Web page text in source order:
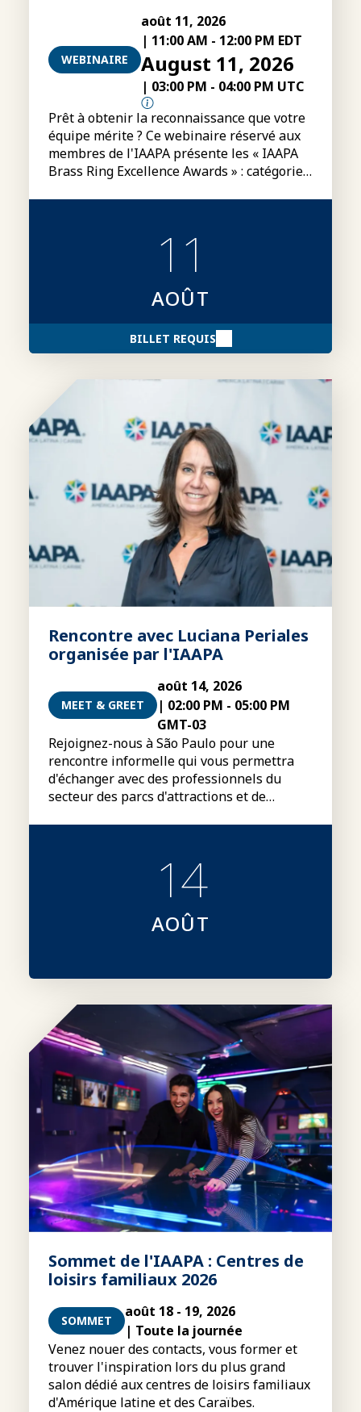
WEBINAIRE
août 11, 2026
| 11:00 AM - 12:00 PM EDT
August 11, 2026
| 03:00 PM - 04:00 PM UTC
Prêt à obtenir la reconnaissance que votre
équipe mérite ? Ce webinaire réservé aux
membres de l'IAAPA présente les « IAAPA
Brass Ring Excellence Awards » : catégories,
11
AOÛT
BILLET REQUIS
Rencontre avec Luciana Periales
organisée par l'IAAPA
MEET & GREET
août 14, 2026
| 02:00 PM - 05:00 PM
GMT-03
Rejoignez-nous à São Paulo pour une
rencontre informelle qui vous permettra
d'échanger avec des professionnels du
secteur des parcs d'attractions et de
14
AOÛT
Sommet de l'IAAPA : Centres de
loisirs familiaux 2026
SOMMET
août 18 - 19, 2026
| Toute la journée
Venez nouer des contacts, vous former et
trouver l'inspiration lors du plus grand
salon dédié aux centres de loisirs familiaux
d'Amérique latine et des Caraïbes.